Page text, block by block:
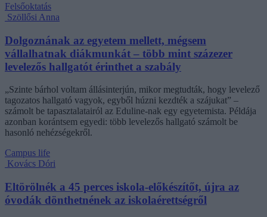
Felsőoktatás
Szöllősi Anna
Dolgoznának az egyetem mellett, mégsem
vállalhatnak diákmunkát – több mint százezer
levelezős hallgatót érinthet a szabály
„Szinte bárhol voltam állásinterjún, mikor megtudták, hogy levelező
tagozatos hallgató vagyok, egyből húzni kezdték a szájukat” –
számolt be tapasztalatairól az Eduline-nak egy egyetemista. Példája
azonban korántsem egyedi: több levelezős hallgató számolt be
hasonló nehézségekről.
Campus life
Kovács Dóri
Eltörölnék a 45 perces iskola-előkészítőt, újra az
óvodák dönthetnének az iskolaérettségről